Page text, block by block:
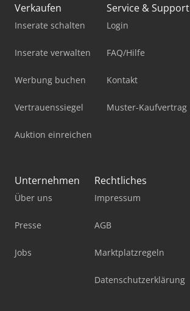
Verkaufen
Inserate schalten
Inserate verwalten
Werbung buchen
Vertrauenssiegel
Auktion einreichen
Service & Support
Login
FAQ/Hilfe
Kontakt
Muster-Kaufvertrag
Unternehmen
Über uns
Presse
Jobs
Rechtliches
Impressum
AGB
Marktplatzregeln
Datenschutzerklärung